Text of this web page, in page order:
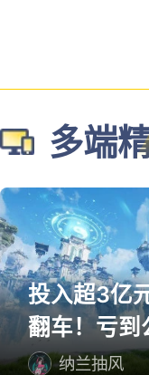
多端
投入超3亿
翻车！亏到
纳兰抽风